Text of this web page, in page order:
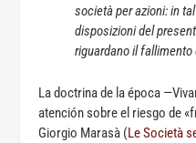
società per azioni: in
disposizioni del
riguardano il
La doctrina de la época
atención sobre el riesgo de
Giorgio Marasà (Le Società